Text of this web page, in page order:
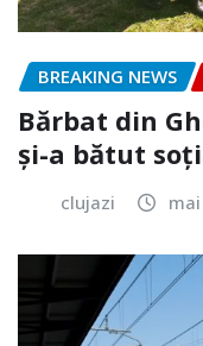
BREAKING NEWS
Bărbat din
și-a bătut
clujazi